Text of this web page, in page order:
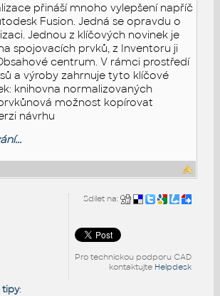
přináší mnoho vylepšení napříč
Fusion. Jedná se opravdu o
Jednou z klíčových novinek je
spojovacích prvků, z Inventoru ji
centrum. V rámci prostředí
a výroby zahrnuje tyto klíčové
knihovna normalizovaných
možnost kopírovat
návrhu
Sdílet na:
Pro technickou podporu CAD
kontaktujte Helpdesk
tipy: